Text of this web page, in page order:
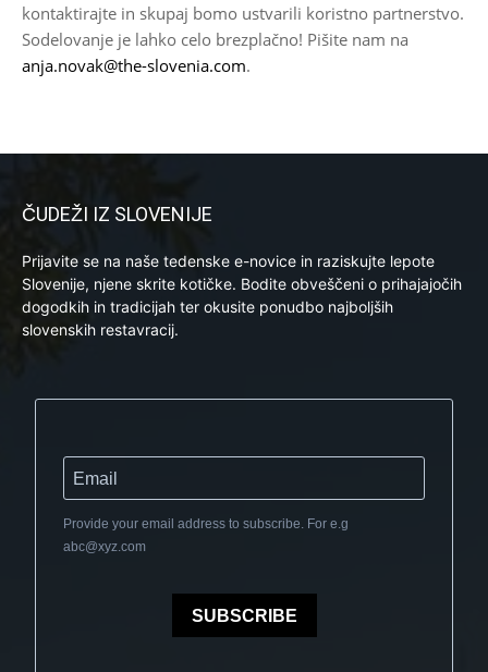
kontaktirajte in skupaj bomo ustvarili koristno partnerstvo.
Sodelovanje je lahko celo brezplačno! Pišite nam na
anja.novak@the-slovenia.com.
ČUDEŽI IZ SLOVENIJE
Prijavite se na naše tedenske e-novice in raziskujte lepote
Slovenije, njene skrite kotičke. Bodite obveščeni o prihajajočih
dogodkih in tradicijah ter okusite ponudbo najboljših
slovenskih restavracij.
Provide your email address to subscribe. For e.g
abc@xyz.com
SUBSCRIBE